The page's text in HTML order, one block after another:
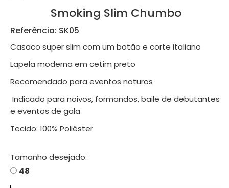
Smoking Slim Chumbo
Referência: SK05
Casaco super slim com um botão e corte italiano
Lapela moderna em cetim preto
Recomendado para eventos noturos
Indicado para noivos, formandos, baile de debutantes
e eventos de gala
Tecido: 100% Poliéster
Tamanho desejado:
48